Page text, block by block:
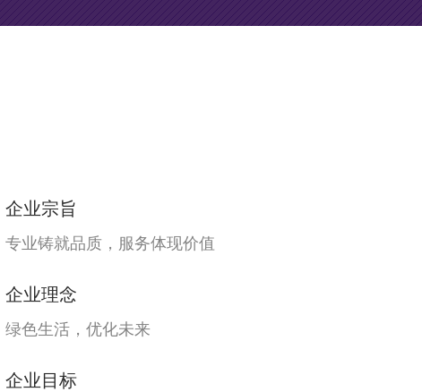
企业宗旨
专业铸就品质，服务体现价值
企业理念
绿色生活，优化未来
企业目标